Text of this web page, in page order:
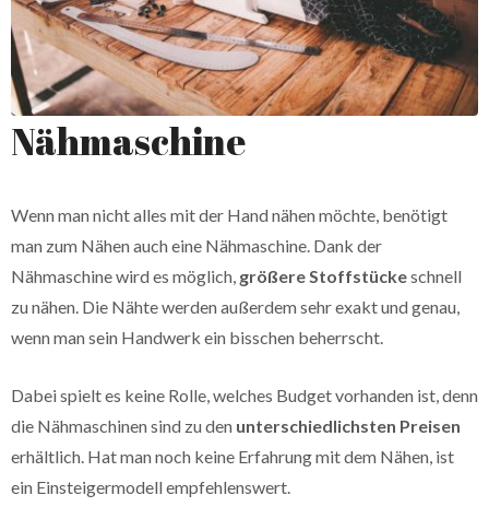
Nähmaschine
Wenn man nicht alles mit der Hand nähen möchte, benötigt
man zum Nähen auch eine Nähmaschine. Dank der
Nähmaschine wird es möglich, größere Stoffstückeschnell
zu nähen. Die Nähte werden außerdem sehr exakt und genau,
wenn man sein Handwerk ein bisschen beherrscht.
Dabei spielt es keine Rolle, welches Budget vorhanden ist, denn
die Nähmaschinen sind zu den unterschiedlichsten Preisen
erhältlich. Hat man noch keine Erfahrung mit dem Nähen, ist
ein Einsteigermodell empfehlenswert.